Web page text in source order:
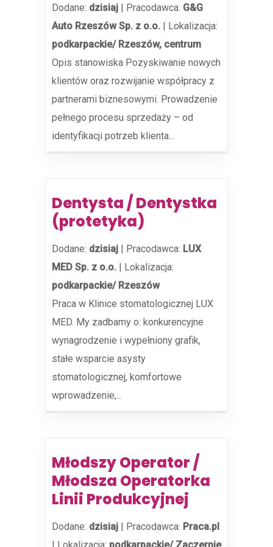
Dodane: dzisiaj | Pracodawca: G&G
Auto Rzeszów Sp. z o.o. | Lokalizacja:
podkarpackie/ Rzeszów, centrum
Opis stanowiska Pozyskiwanie nowych
klientów oraz rozwijanie współpracy z
partnerami biznesowymi. Prowadzenie
pełnego procesu sprzedaży – od
identyfikacji potrzeb klienta...
Dentysta / Dentystka
(protetyka)
Dodane: dzisiaj | Pracodawca: LUX
MED Sp. z o.o. | Lokalizacja:
podkarpackie/ Rzeszów
Praca w Klinice stomatologicznej LUX
MED. My zadbamy o: konkurencyjne
wynagrodzenie i wypełniony grafik,
stałe wsparcie asysty
stomatologicznej, komfortowe
wprowadzenie,...
Młodszy Operator /
Młodsza Operatorka
Linii Produkcyjnej
Dodane: dzisiaj | Pracodawca: Praca.pl